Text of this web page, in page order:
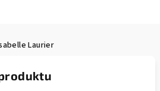
Laurier